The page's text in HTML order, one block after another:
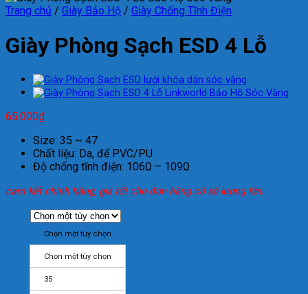
Trang chủ / Giày Bảo Hộ / Giày Chống Tĩnh Điện
Giày Phòng Sạch ESD 4 Lỗ
65.000₫
Size: 35 ~ 47
Chất liệu: Da, đế PVC/PU
Độ chống tĩnh điện: 106Ω – 109Ω
cam kết chính hãng, giá tốt cho đơn hàng có số lượng lớn.
Chọn một tùy chọn
Chọn một tùy chọn
35